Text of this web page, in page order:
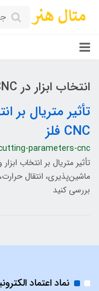
انتخاب ابزار در CNC
تأثیر متریال بر
CNC فلز
parameters-cnc
ماشین‌پذیری، انتقال
بررسی کنید
نماد اعتماد